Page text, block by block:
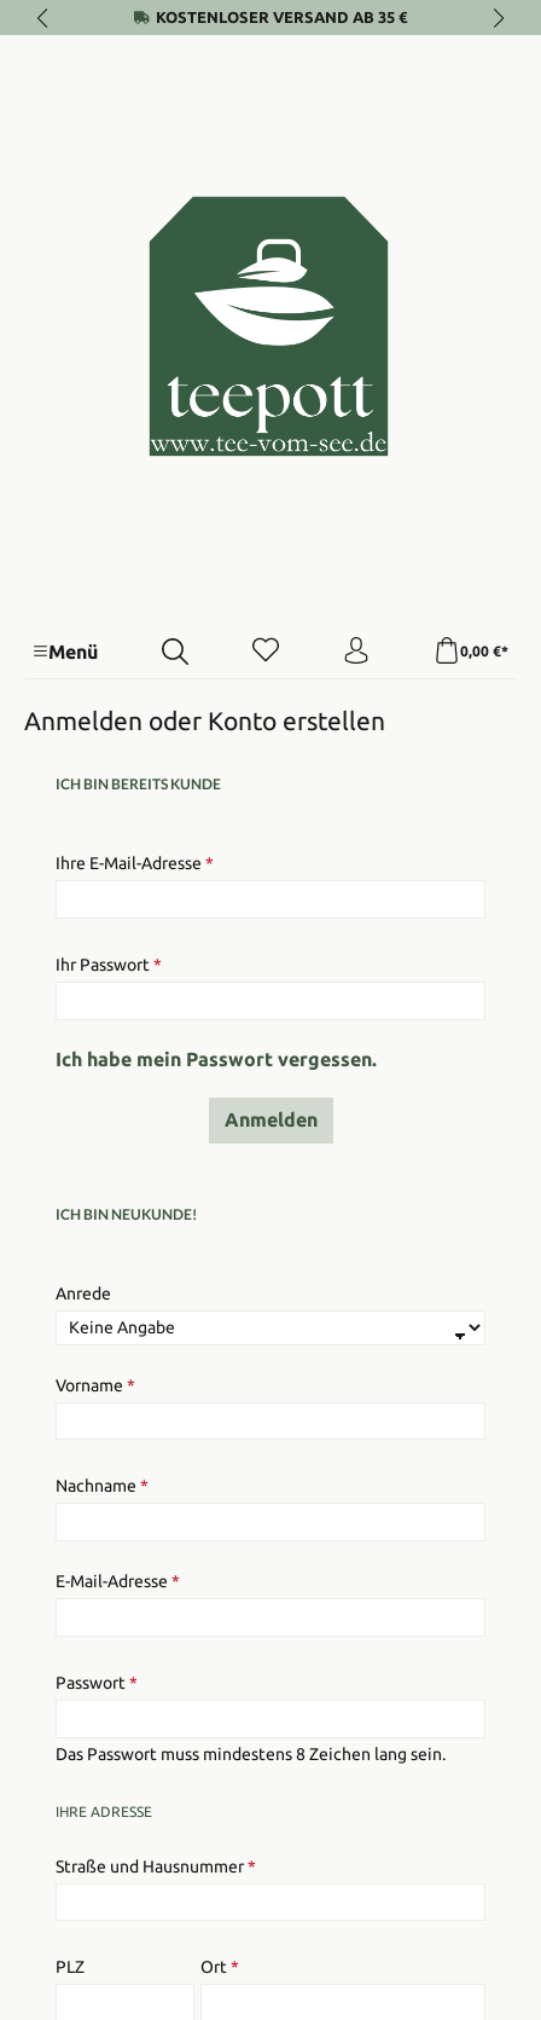
Zum Hauptinhalt springenKOSTENLOSER VERSAND AB 35 €
Menü 0,00 €*
Anmelden oder Konto erstellen
ICH BIN BEREITS KUNDE
Ihre E-Mail-Adresse *
Ihr Passwort*
Ich habe mein Passwort vergessen.
Anmelden
ICH BIN NEUKUNDE!
Persönliche Informationen
Anrede
Vorname *
Nachname *
E-Mail-Adresse *
Passwort *
Das Passwort muss mindestens 8 Zeichen lang sein.
IHRE ADRESSE
Straße und Hausnummer*
PLZ Ort*